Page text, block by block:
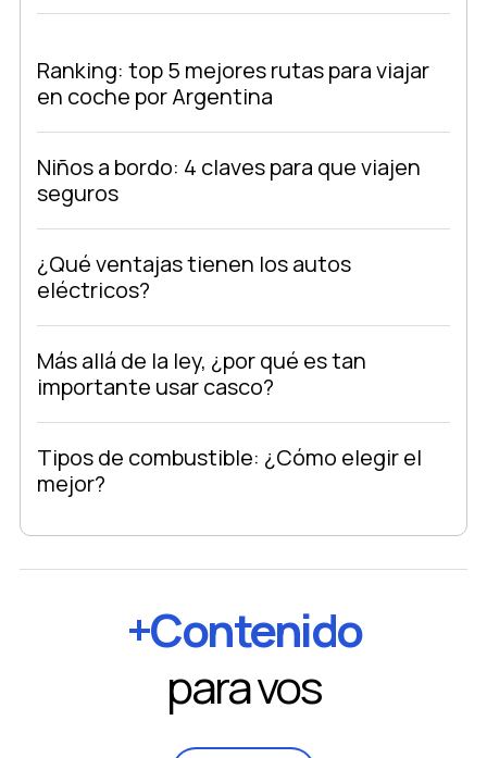
Ranking: top 5 mejores rutas para viajar
en coche por Argentina
Niños a bordo: 4 claves para que viajen
seguros
¿Qué ventajas tienen los autos
eléctricos?
Más allá de la ley, ¿por qué es tan
importante usar casco?
Tipos de combustible: ¿Cómo elegir el
mejor?
+Contenido
para vos